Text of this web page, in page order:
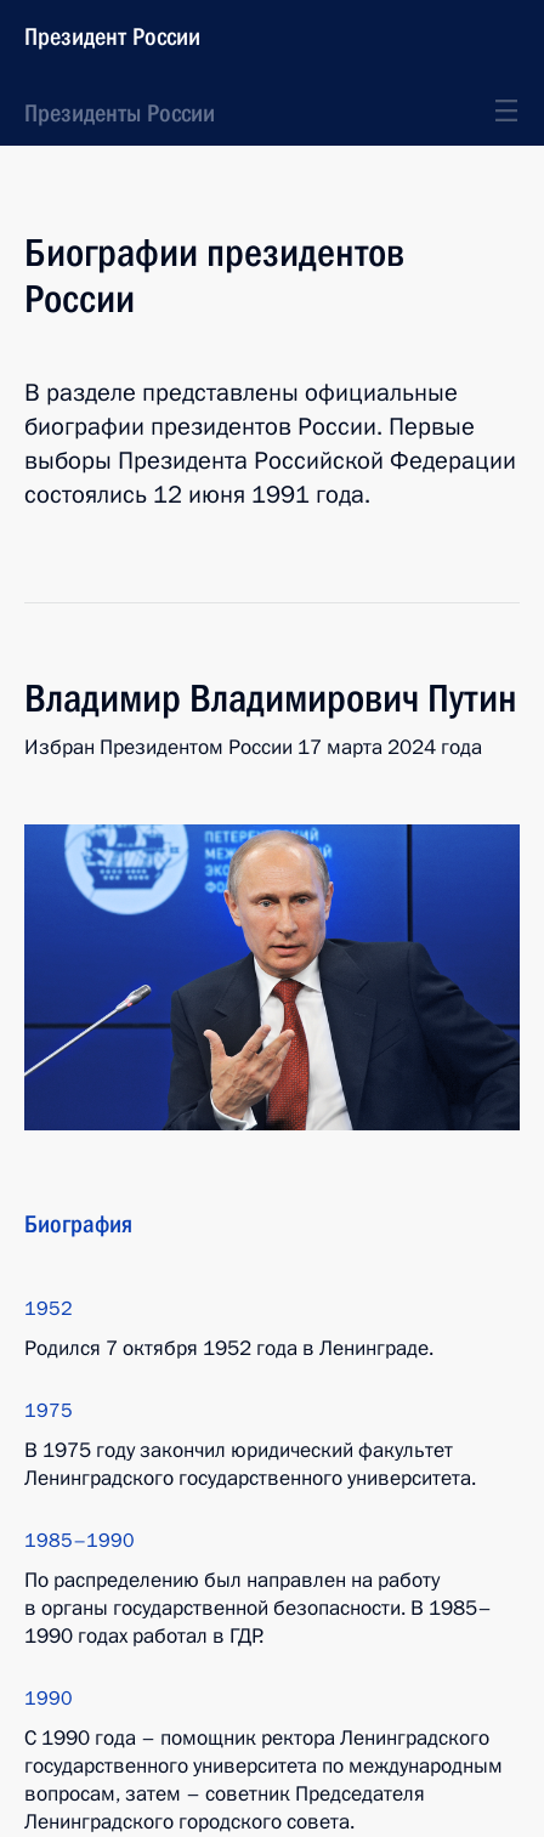
Президент России
Президенты России
Биографии президентов
России
В разделе представлены официальные
биографии президентов России. Первые
выборы Президента Российской Федерации
состоялись 12 июня 1991 года.
Владимир Владимирович Путин
Избран Президентом России 17 марта 2024 года
Биография
1952
Родился 7 октября 1952 года в Ленинграде.
1975
В 1975 году закончил юридический факультет
Ленинградского государственного университета.
1985–1990
По распределению был направлен на работу
в органы государственной безопасности. В 1985–
1990 годах работал в ГДР.
1990
С 1990 года – помощник ректора Ленинградского
государственного университета по международным
вопросам, затем – советник Председателя
Ленинградского городского совета.